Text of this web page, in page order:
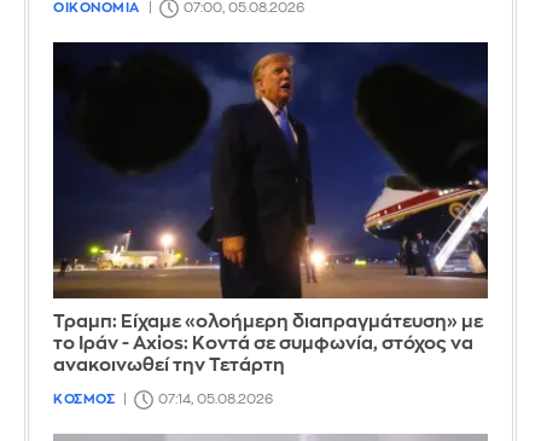
ΟΙΚΟΝΟΜΙΑ 07:00, 05.08.2026
Τραμπ: Είχαμε «ολοήμερη διαπραγμάτευση» με
το Ιράν - Axios: Κοντά σε συμφωνία, στόχος να
ανακοινωθεί την Τετάρτη
ΚΟΣΜΟΣ 07:14, 05.08.2026